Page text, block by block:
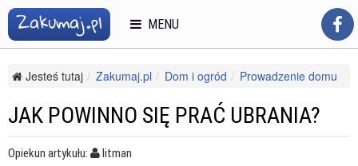
Jesteś tutaj Zakumaj.pl Dom i ogród
Prowadzenie domu
JAK POWINNO SIĘ PRAĆ UBRANIA?
Opiekun artykułu:
litman
MENU